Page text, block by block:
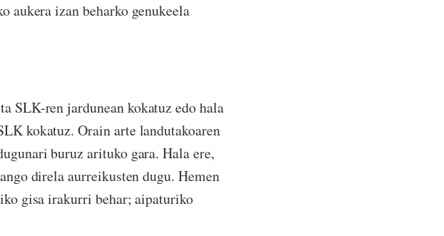
aukera izan beharko genukeela
SLK-ren jardunean kokatuz edo hala
kokatuz. Orain arte landutakoaren
buruz arituko gara. Hala ere,
direla aurreikusten dugu. Hemen
gisa irakurri behar; aipaturiko